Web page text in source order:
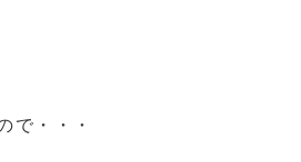
で・・・